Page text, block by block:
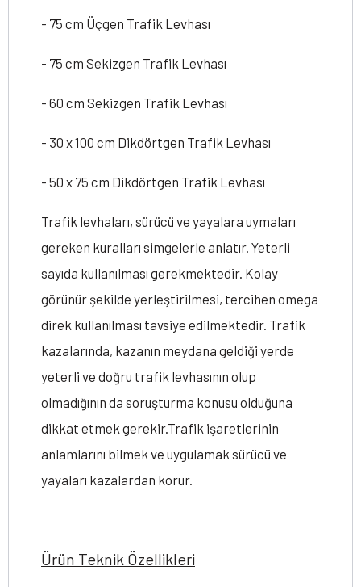
- 75 cm Üçgen Trafik Levhası
- 75 cm Sekizgen Trafik Levhası
- 60 cm Sekizgen Trafik Levhası
- 30 x 100 cm Dikdörtgen Trafik Levhası
- 50 x 75 cm Dikdörtgen Trafik Levhası
Trafik levhaları, sürücü ve yayalara uymaları
gereken kuralları simgelerle anlatır. Yeterli
sayıda kullanılması gerekmektedir. Kolay
görünür şekilde yerleştirilmesi, tercihen omega
direk kullanılması tavsiye edilmektedir. Trafik
kazalarında, kazanın meydana geldiği yerde
yeterli ve doğru trafik levhasının olup
olmadığının da soruşturma konusu olduğuna
dikkat etmek gerekir.Trafik işaretlerinin
anlamlarını bilmek ve uygulamak sürücü ve
yayaları kazalardan korur.
Ürün Teknik Özellikleri